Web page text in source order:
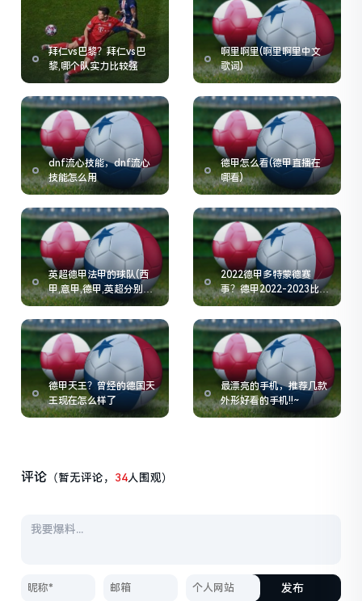
拜仁vs巴黎？拜仁vs巴
黎,哪个队实力比较强
啊里啊里(啊里啊里中文
歌词)
dnf流心技能，dnf流心
技能怎么用
德甲怎么看(德甲直播在
哪看)
英超德甲法甲的球队(西
甲,意甲,德甲,英超分别有
哪些球队)
2022德甲多特蒙德赛
事？德甲2022-2023比分
及积分榜
德甲天王？曾经的德国天
王现在怎么样了
最漂亮的手机，推荐几款
外形好看的手机!!~
评论 （暂无评论， 34人围观）
发布